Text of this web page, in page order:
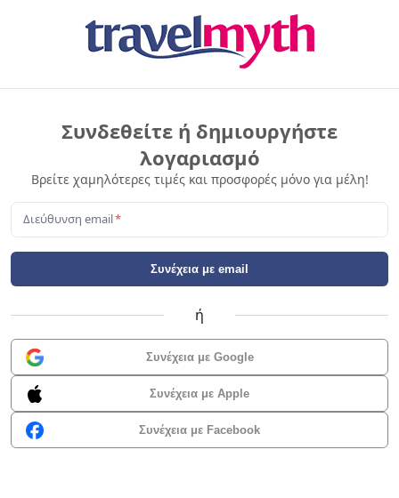
Συνδεθείτε ή δημιουργήστε
λογαριασμό
Βρείτε χαμηλότερες τιμές και προσφορές μόνο για μέλη!
Διεύθυνση email*
Συνέχεια με email
ή
Συνέχεια με Google
Συνέχεια με Apple
Συνέχεια με Facebook